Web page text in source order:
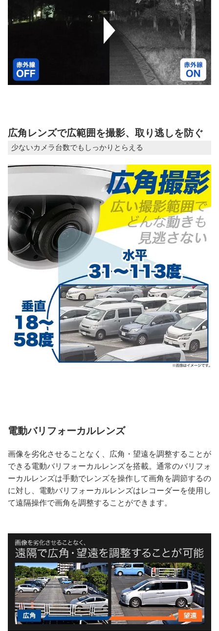
広角レンズで広範囲を撮影、取り逃しを防ぐ
少ないカメラ台数でもしっかりとらえる
電動バリフォーカルレンズ
画像を劣化させることなく、広角・望遠を調整することが
できる電動バリフォーカルレンズを搭載。通常のバリフォ
ーカルレンズは手動でレンズを操作して画角を調節するの
に対し、電動バリフォーカルレンズはレコーダーを使用し
て遠隔操作で画角を調整することができます。